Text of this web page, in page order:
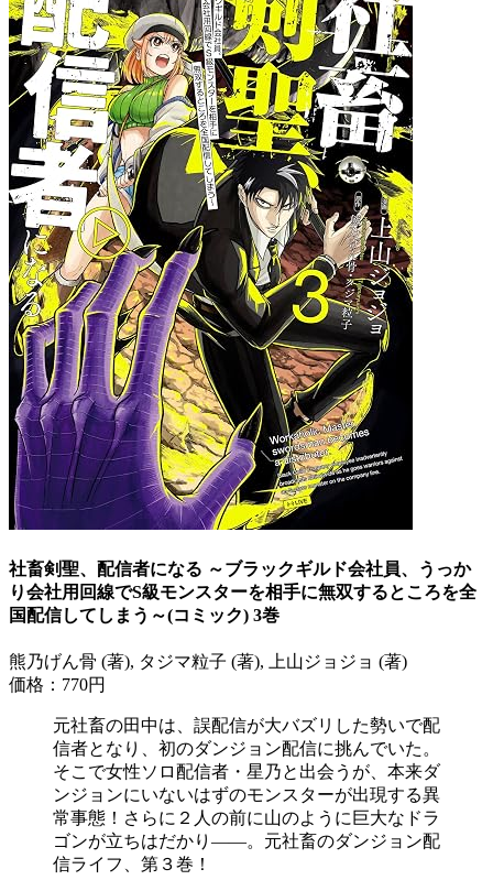
社畜剣聖、配信者になる ～ブラックギルド会社員、うっか
り会社用回線でS級モンスターを相手に無双するところを全
国配信してしまう～(コミック) 3巻
熊乃げん骨 (著), タジマ粒子 (著), 上山ジョジョ (著)
価格：770円
元社畜の田中は、誤配信が大バズリした勢いで配
信者となり、初のダンジョン配信に挑んでいた。
そこで女性ソロ配信者・星乃と出会うが、本来ダ
ンジョンにいないはずのモンスターが出現する異
常事態！さらに２人の前に山のように巨大なドラ
ゴンが立ちはだかり――。元社畜のダンジョン配
信ライフ、第３巻！